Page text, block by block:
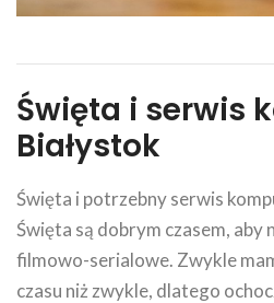
Święta i serwis
Białystok
Święta i potrzebny serwis
Święta są dobrym czasem, aby
filmowo-serialowe. Zwykle
czasu niż zwykle, dlatego